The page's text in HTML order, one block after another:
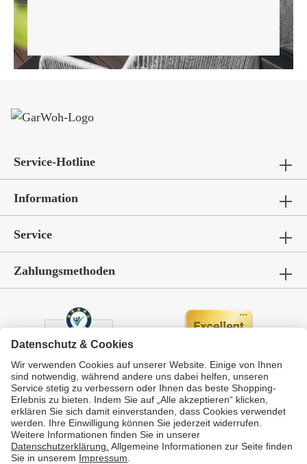
Service-Hotline
Information
Service
Zahlungsmethoden
Durchschnittliche Bewertung von GarWoh – Gartenmöbel & Wohnen
mit336Bewertungen
|
Bewertungsgrundlage des Anbieters: 4 Verkaufs- und 4 Bewertungsplattformen